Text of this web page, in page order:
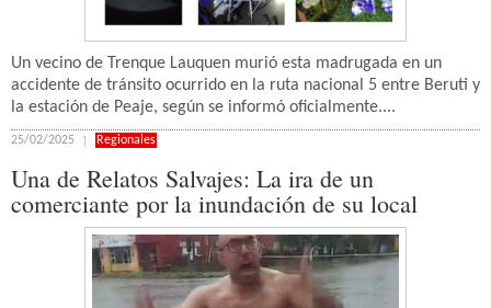
Un vecino de Trenque Lauquen murió esta madrugada en un
accidente de tránsito ocurrido en la ruta nacional 5 entre Beruti y
la estación de Peaje, según se informó oficialmente....
25/02/2025 Regionales
Una de Relatos Salvajes: La ira de un
comerciante por la inundación de su local